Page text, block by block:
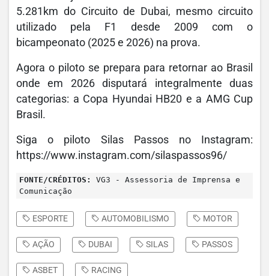
5.281km do Circuito de Dubai, mesmo circuito
utilizado pela F1 desde 2009 com o
bicampeonato (2025 e 2026) na prova.
Agora o piloto se prepara para retornar ao Brasil
onde em 2026 disputará integralmente duas
categorias: a Copa Hyundai HB20 e a AMG Cup
Brasil.
Siga o piloto Silas Passos no Instagram:
https://www.instagram.com/silaspassos96/
FONTE/CRÉDITOS:
VG3 - Assessoria de Imprensa e
Comunicação
ESPORTE AUTOMOBILISMO MOTOR
AÇÃO DUBAI SILAS PASSOS
ASBET RACING